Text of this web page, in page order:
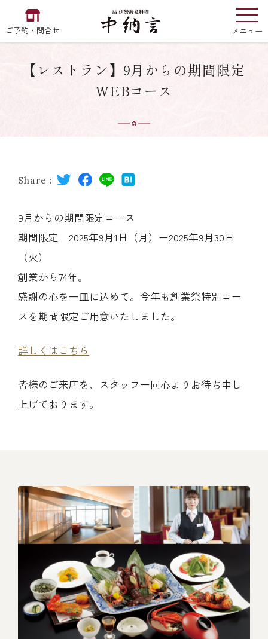
ご予約・問合せ メニュー
中納言 の お食い初め
用途・シーン
レストラン
オンライン通販
(ごちそう重/誕生日重/還暦重/お食い初め重)
(中納言/鉄板焼ひかり)
企業情報
プライバシーポリシー
ご意見・お問合せ
取引先エントリー
【レストラン】9月からの期間限定
WEBコース
Share :
9月からの期間限定コース
期間限定 2025年9月1日（月）ー2025年9月30日
（火）
創業から74年。
感謝の心を一皿に込めて。今年も創業祭特別コー
スを期間限定ご用意いたしました。
詳しくはこちら
皆様のご来店を、スタッフ一同心よりお待ち申し
上げております。